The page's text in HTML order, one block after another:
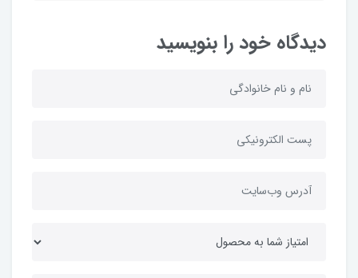
دیدگاه خود را بنویسید